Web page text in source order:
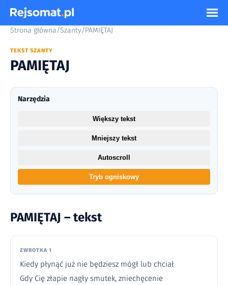
Strona główna/Szanty/PAMIĘTAJ
TEKST SZANTY
PAMIĘTAJ
PAMIĘTAJ – tekst
ZWROTKA 1
Kiedy płynąć już nie będziesz mógł lub chciał
Gdy Cię złapie nagły smutek, zniechęcenie
Narzędzia
Większy tekst
Mniejszy tekst
Autoscroll
Tryb ogniskowy